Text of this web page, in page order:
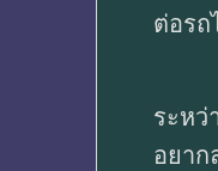
ต่อรถ
ระหว่
อยาก